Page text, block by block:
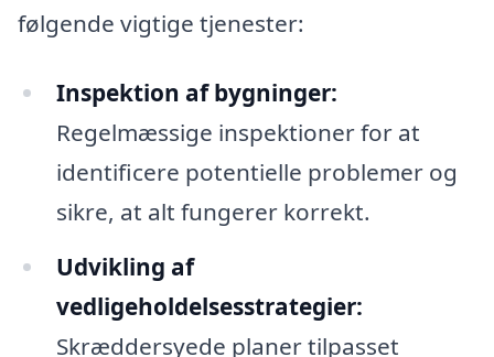
følgende vigtige tjenester:
Inspektion af bygninger:
Regelmæssige inspektioner for at
identificere potentielle problemer og
sikre, at alt fungerer korrekt.
Udvikling af
vedligeholdelsesstrategier:
Skræddersyede planer tilpasset